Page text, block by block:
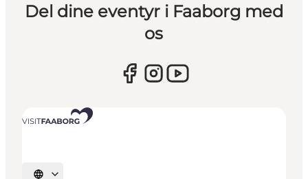
Del dine eventyr i Faaborg med
os